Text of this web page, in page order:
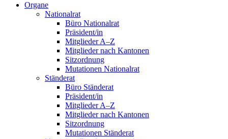
Organe
Nationalrat
Büro Nationalrat
Präsident/in
Mitglieder A–Z
Mitglieder nach Kantonen
Sitzordnung
Mutationen Nationalrat
Ständerat
Büro Ständerat
Präsident/in
Mitglieder A–Z
Mitglieder nach Kantonen
Sitzordnung
Mutationen Ständerat